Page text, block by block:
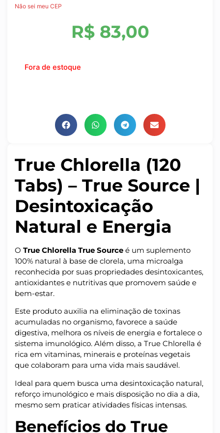
True Chlorella (120
Tabs) – True Source |
Desintoxicação
Natural e Energia
O True Chlorella True Source é um suplemento
100% natural à base de clorela, uma microalga
reconhecida por suas propriedades desintoxicantes,
antioxidantes e nutritivas que promovem saúde e
bem-estar.
Este produto auxilia na eliminação de toxinas
acumuladas no organismo, favorece a saúde
digestiva, melhora os níveis de energia e fortalece o
sistema imunológico. Além disso, a True Chlorella é
rica em vitaminas, minerais e proteínas vegetais
que colaboram para uma vida mais saudável.
Ideal para quem busca uma desintoxicação natural,
reforço imunológico e mais disposição no dia a dia,
mesmo sem praticar atividades físicas intensas.
Benefícios do True
Não sei meu CEP
R$83,00
Fora de estoque